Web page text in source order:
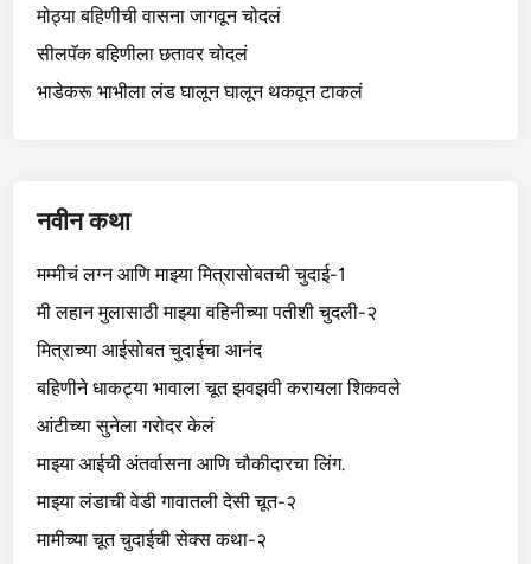
मोठ्या बहिणीची वासना जागवून चोदलं
सीलपॅक बहिणीला छतावर चोदलं
भाडेकरू भाभीला लंड घालून घालून थकवून टाकलं
नवीन कथा
मम्मीचं लग्न आणि माझ्या मित्रासोबतची चुदाई-1
मी लहान मुलासाठी माझ्या वहिनीच्या पतीशी चुदली-२
मित्राच्या आईसोबत चुदाईचा आनंद
बहिणीने धाकट्या भावाला चूत झवझवी करायला शिकवले
आंटीच्या सुनेला गरोदर केलं
माझ्या आईची अंतर्वासना आणि चौकीदारचा लिंग.
माझ्या लंडाची वेडी गावातली देसी चूत-२
मामीच्या चूत चुदाईची सेक्स कथा-२